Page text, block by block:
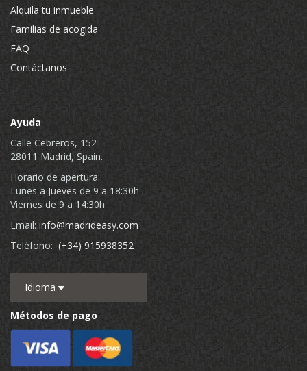
Alquila tu inmueble
Familias de acogida
FAQ
Contáctanos
Ayuda
Calle Cebreros, 152
28011 Madrid, Spain.
Horario de apertura:
Lunes a Jueves de 9 a 18:30h
Viernes de 9 a 14:30h
Email: info@madrideasy.com
Teléfono: (+34) 915938352
Idioma
Métodos de pago